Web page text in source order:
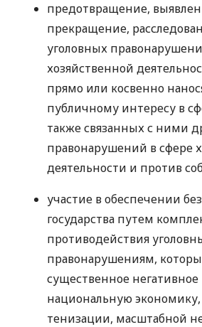
предотвращение,
прекращение,
уголовных
хозяйственной
прямо или косвенно
публичному интересу в
также связанных с ними
правонарушений в сфере
деятельности и против
участие в обеспечении
государства путем
противодействия
правонарушениям,
существенное
национальную экономику,
тенизации, масштабной